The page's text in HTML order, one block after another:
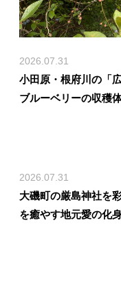
2026.07.31
小田原・根府川の「
ブルーベリーの収穫
2026.07.31
大磯町の厳島神社を
を癒やす地元愛の化